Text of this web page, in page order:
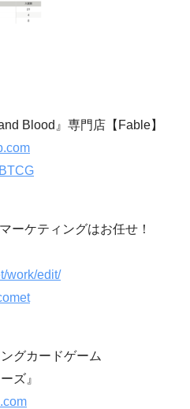
Blood』専門店【Fable】
ーケティングはお任せ！
work/edit/
グカードゲーム
ズ』